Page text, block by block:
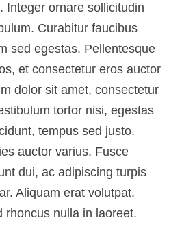
Integer ornare sollicitudin
Curabitur faucibus
sed egestas. Pellentesque
et consectetur eros auctor
dolor sit amet, consectetur
tortor nisi, egestas
tempus sed justo.
auctor varius. Fusce
dui, ac adipiscing turpis
Aliquam erat volutpat.
rhoncus nulla in laoreet.